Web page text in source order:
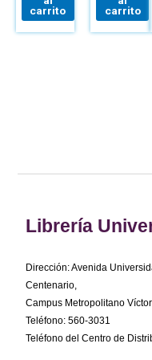
TRABAJO
carrito
carrito
Librería
Dirección: Avenida
Centenario,
Campus Metropolitano
Teléfono: 560-3031
Teléfono del Centro de